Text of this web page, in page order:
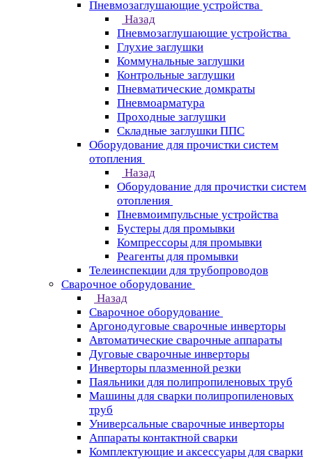
Пневмозаглушающие устройства
Назад
Пневмозаглушающие устройства
Глухие заглушки
Коммунальные заглушки
Контрольные заглушки
Пневматические домкраты
Пневмоарматура
Проходные заглушки
Складные заглушки ППС
Оборудование для прочистки систем
отопления
Назад
Оборудование для прочистки систем
отопления
Пневмоимпульсные устройства
Бустеры для промывки
Компрессоры для промывки
Реагенты для промывки
Телеинспекции для трубопроводов
Сварочное оборудование
Назад
Сварочное оборудование
Аргонодуговые сварочные инверторы
Автоматические сварочные аппараты
Дуговые сварочные инверторы
Инверторы плазменной резки
Паяльники для полипропиленовых труб
Машины для сварки полипропиленовых
труб
Универсальные сварочные инверторы
Аппараты контактной сварки
Комплектующие и аксессуары для сварки